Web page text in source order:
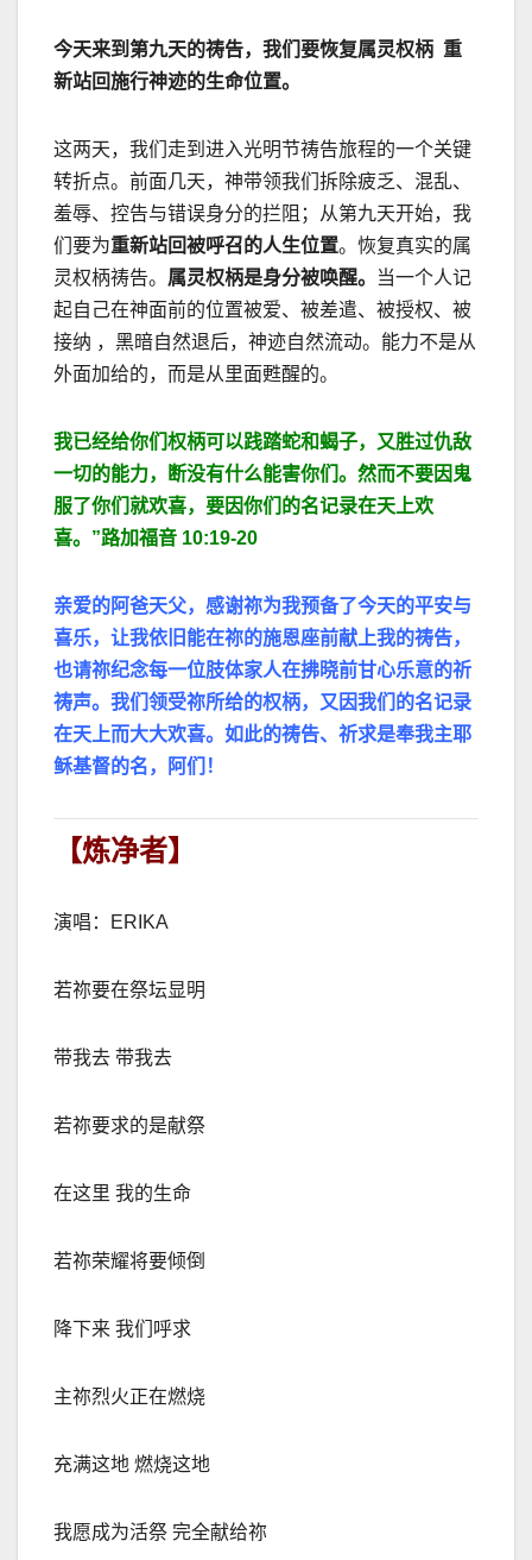
今天来到第九天的祷告，我们要恢复属灵权柄 重
新站回施行神迹的生命位置。
这两天，我们走到进入光明节祷告旅程的一个关键
转折点。 前面几天，神带领我们拆除疲乏、混乱、
羞辱、控告与错误身分的拦阻；
从第九天开始，我
们要为重新站回被呼召的人生位置。恢复真实的属
灵权柄祷告。 属灵权柄是身分被唤醒。
当一个人记
起自己在神面前的位置被爱、被差遣、被授权、被
接纳 ，黑暗自然退后，神迹自然流动。能力不是从
外面加给的，而是从里面甦醒的。
我已经给你们权柄可以践踏蛇和蝎子，又胜过仇敌
一切的能力，断没有什么能害你们。然而不要因鬼
服了你们就欢喜，要因你们的名记录在天上欢
喜。 ”路加福音 10:19-20
亲爱的阿爸天父，感谢祢为我预备了今天的平安与
喜乐，让我依旧能在祢的施恩座前献上我的祷告，
也请祢纪念每一位肢体家人在拂晓前甘心乐意的祈
祷声。我们领受祢所给的权柄，又因我们的名记录
在天上而大大欢喜。如此的祷告、祈求是奉我主耶
稣基督的名，阿们！
【炼净者】
演唱：ERIKA
若祢要在祭坛显明
带我去 带我去
若祢要求的是献祭
在这里 我的生命
若祢荣耀将要倾倒
降下来 我们呼求
主祢烈火正在燃烧
充满这地 燃烧这地
我愿成为活祭 完全献给祢